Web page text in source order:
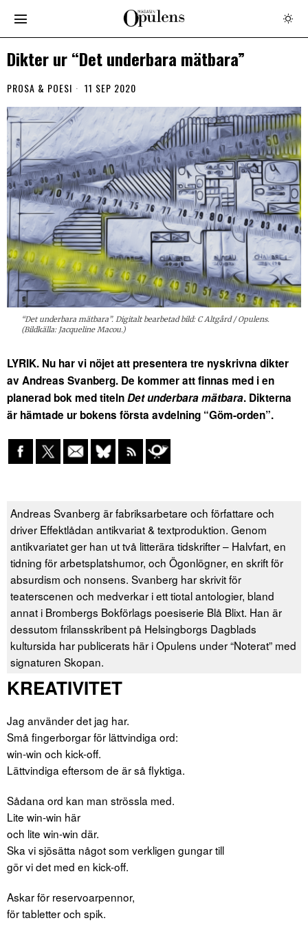
Dikter ur “Det underbara mätbara”
PROSA & POESI 11 SEP 2020
“Det underbara mätbara”. Digitalt bearbetad bild: C Altgård / Opulens.
(Bildkälla: Jacqueline Macou.)
LYRIK. Nu har vi nöjet att presentera tre nyskrivna dikter
av Andreas Svanberg. De kommer att finnas med i en
planerad bok med titelnDet underbara mätbara. Dikterna
är hämtade ur bokens första avdelning “Göm-orden”.
Andreas Svanberg är fabriksarbetare och författare och
driver Effektlådan antikvariat & textproduktion. Genom
antikvariatet ger han ut två litterära tidskrifter – Halvfart, en
tidning för arbetsplatshumor, och Ögonlögner, en skrift för
absurdism och nonsens. Svanberg har skrivit för
teaterscenen och medverkar i ett tiotal antologier, bland
annat i Brombergs Bokförlags poesiserie Blå Blixt. Han är
dessutom frilansskribent på Helsingborgs Dagblads
kultursida har publicerats här i Opulens under “Noterat” med
signaturen Skopan.
KREATIVITET
Jag använder det jag har.
Små fingerborgar för lättvindiga ord:
win-win och kick-off.
Lättvindiga eftersom de är så flyktiga.
Sådana ord kan man strössla med.
Lite win-win här
och lite win-win där.
Ska vi sjösätta något som verkligen gungar till
gör vi det med en kick-off.
Askar för reservoarpennor,
för tabletter och spik.